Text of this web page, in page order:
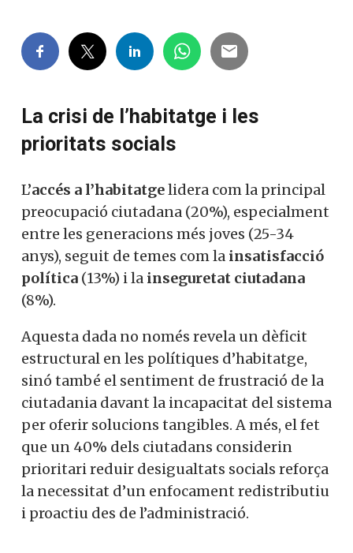
La crisi de l’habitatge i les
prioritats socials
L’accés a l’habitatgelidera com la principal
preocupació ciutadana (20%), especialment
entre les generacions més joves (25-34
anys), seguit de temes com la insatisfacció
política (13%) i la inseguretat ciutadana
(8%).
Aquesta dada no només revela un dèficit
estructural en les polítiques d’habitatge,
sinó també el sentiment de frustració de la
ciutadania davant la incapacitat del sistema
per oferir solucions tangibles. A més, el fet
que un 40% dels ciutadans considerin
prioritari reduir desigualtats socials reforça
la necessitat d’un enfocament redistributiu
i proactiu des de l’administració.